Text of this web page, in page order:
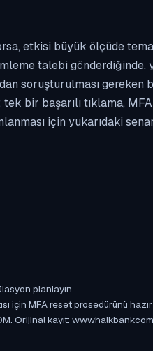
etkisi büyük ölçüde
talebi gönderdiğinde,
soruşturulması
bir başarılı tıklama,
için yukarıdaki
planlayın.
için MFA reset prosedürünü
Orijinal kayıt: